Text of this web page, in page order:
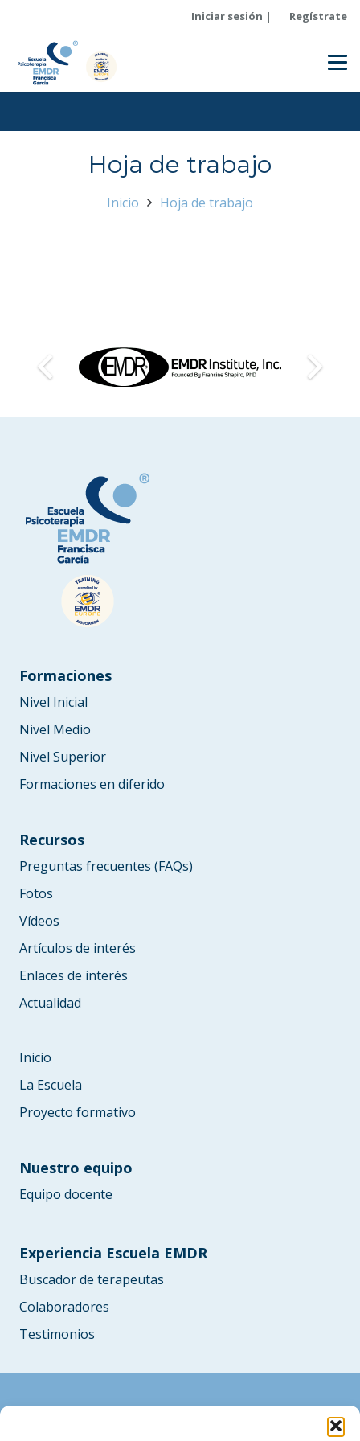
Iniciar sesión | Regístrate
Hoja de trabajo
Inicio Hoja de trabajo
Formaciones
Nivel Inicial
Nivel Medio
Nivel Superior
Formaciones en diferido
Recursos
Preguntas frecuentes (FAQs)
Fotos
Vídeos
Artículos de interés
Enlaces de interés
Actualidad
Inicio
La Escuela
Proyecto formativo
Nuestro equipo
Equipo docente
Experiencia Escuela EMDR
Buscador de terapeutas
Colaboradores
Testimonios